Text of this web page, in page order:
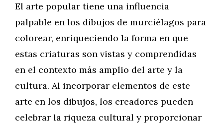
El arte popular tiene una influencia
palpable en los dibujos de murciélagos para
colorear, enriqueciendo la forma en que
estas criaturas son vistas y comprendidas
en el contexto más amplio del arte y la
cultura. Al incorporar elementos de este
arte en los dibujos, los creadores pueden
celebrar la riqueza cultural y proporcionar